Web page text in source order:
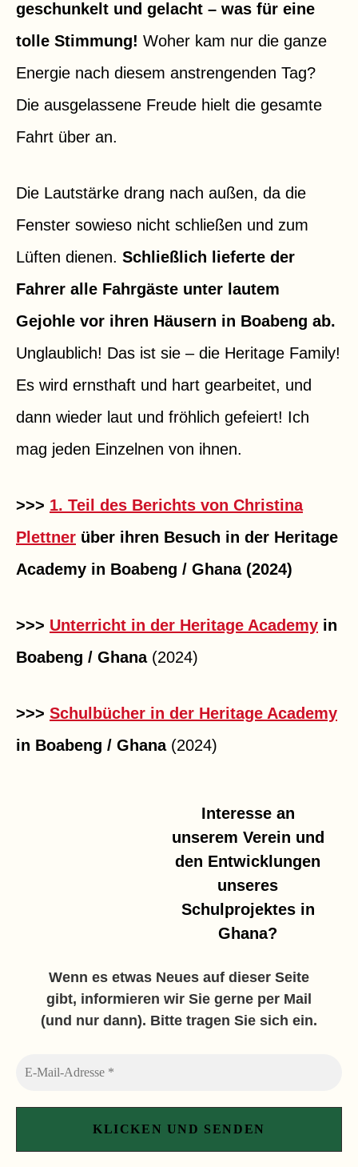
geschunkelt und gelacht – was für eine
tolle Stimmung! Woher kam nur die ganze
Energie nach diesem anstrengenden Tag?
Die ausgelassene Freude hielt die gesamte
Fahrt über an.
Die Lautstärke drang nach außen, da die
Fenster sowieso nicht schließen und zum
Lüften dienen. Schließlich lieferte der
Fahrer alle Fahrgäste unter lautem
Gejohle vor ihren Häusern in Boabeng ab.
Unglaublich! Das ist sie – die Heritage Family!
Es wird ernsthaft und hart gearbeitet, und
dann wieder laut und fröhlich gefeiert! Ich
mag jeden Einzelnen von ihnen.
>>> 1. Teil des Berichts von Christina
Plettner über ihren Besuch in der Heritage
Academy in Boabeng / Ghana (2024)
>>> Unterricht in der Heritage Academy in
Boabeng / Ghana(2024)
>>> Schulbücher in der Heritage Academy
in Boabeng / Ghana(2024)
Interesse an
unserem Verein und
den Entwicklungen
unseres
Schulprojektes in
Ghana?
Wenn es etwas Neues auf dieser Seite
gibt, informieren wir Sie gerne per Mail
(und nur dann). Bitte tragen Sie sich ein.